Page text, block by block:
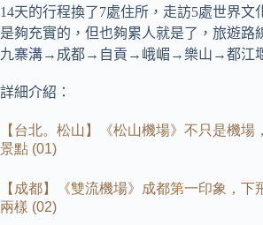
14天的行程換了7處住所，走訪5處世界文
是夠充實的，但也夠累人就是了， 旅遊路
九寨溝→成都→自貢→峨嵋→樂山→都江
詳細介紹：
【台北。松山】《松山機場》不只是機場
景點 (01)
【成都】《雙流機場》成都第一印象，下
兩樣 (02)